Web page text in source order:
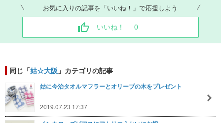
お気に入りの記事を「いいね！」で応援しよう
いいね！ 0
同じ「姑☆大阪 」カテゴリの記事
姑に今治タオルマフラーとオリーブの木をプレゼント
2019.07.23 17:37